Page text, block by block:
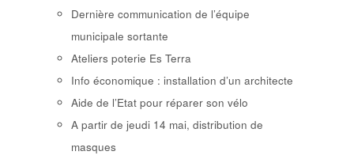
Dernière communication de l’équipe
municipale sortante
Ateliers poterie Es Terra
Info économique : installation d’un architecte
Aide de l’Etat pour réparer son vélo
A partir de jeudi 14 mai, distribution de
masques